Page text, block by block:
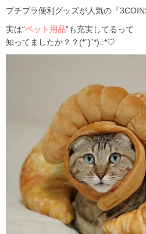
プチプラ便利グッズが人気の『
実は“ペット用品”も充実してるって
知ってましたか？？(*˘)˘*).:*♡